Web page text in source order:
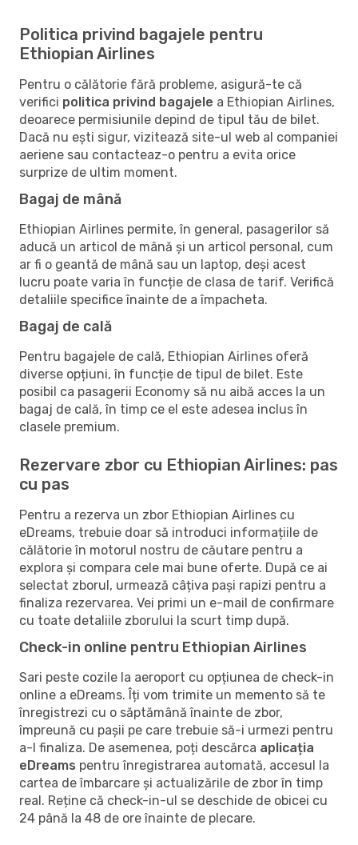
Politica privind bagajele pentru
Ethiopian Airlines
Pentru o călătorie fără probleme, asigură-te că
verifici politica privind bagajele a Ethiopian Airlines,
deoarece permisiunile depind de tipul tău de bilet.
Dacă nu ești sigur, vizitează site-ul web al companiei
aeriene sau contacteaz-o pentru a evita orice
surprize de ultim moment.
Bagaj de mână
Ethiopian Airlines permite, în general, pasagerilor să
aducă un articol de mână și un articol personal, cum
ar fi o geantă de mână sau un laptop, deși acest
lucru poate varia în funcție de clasa de tarif. Verifică
detaliile specifice înainte de a împacheta.
Bagaj de cală
Pentru bagajele de cală, Ethiopian Airlines oferă
diverse opțiuni, în funcție de tipul de bilet. Este
posibil ca pasagerii Economy să nu aibă acces la un
bagaj de cală, în timp ce el este adesea inclus în
clasele premium.
Rezervare zbor cu Ethiopian Airlines: pas
cu pas
Pentru a rezerva un zbor Ethiopian Airlines cu
eDreams, trebuie doar să introduci informațiile de
călătorie în motorul nostru de căutare pentru a
explora și compara cele mai bune oferte. După ce ai
selectat zborul, urmează câțiva pași rapizi pentru a
finaliza rezervarea. Vei primi un e-mail de confirmare
cu toate detaliile zborului la scurt timp după.
Check-in online pentru Ethiopian Airlines
Sari peste cozile la aeroport cu opțiunea de check-in
online a eDreams. Îți vom trimite un memento să te
înregistrezi cu o săptămână înainte de zbor,
împreună cu pașii pe care trebuie să-i urmezi pentru
a-l finaliza. De asemenea, poți descărca aplicația
eDreams pentru înregistrarea automată, accesul la
cartea de îmbarcare și actualizările de zbor în timp
real. Reține că check-in-ul se deschide de obicei cu
24 până la 48 de ore înainte de plecare.